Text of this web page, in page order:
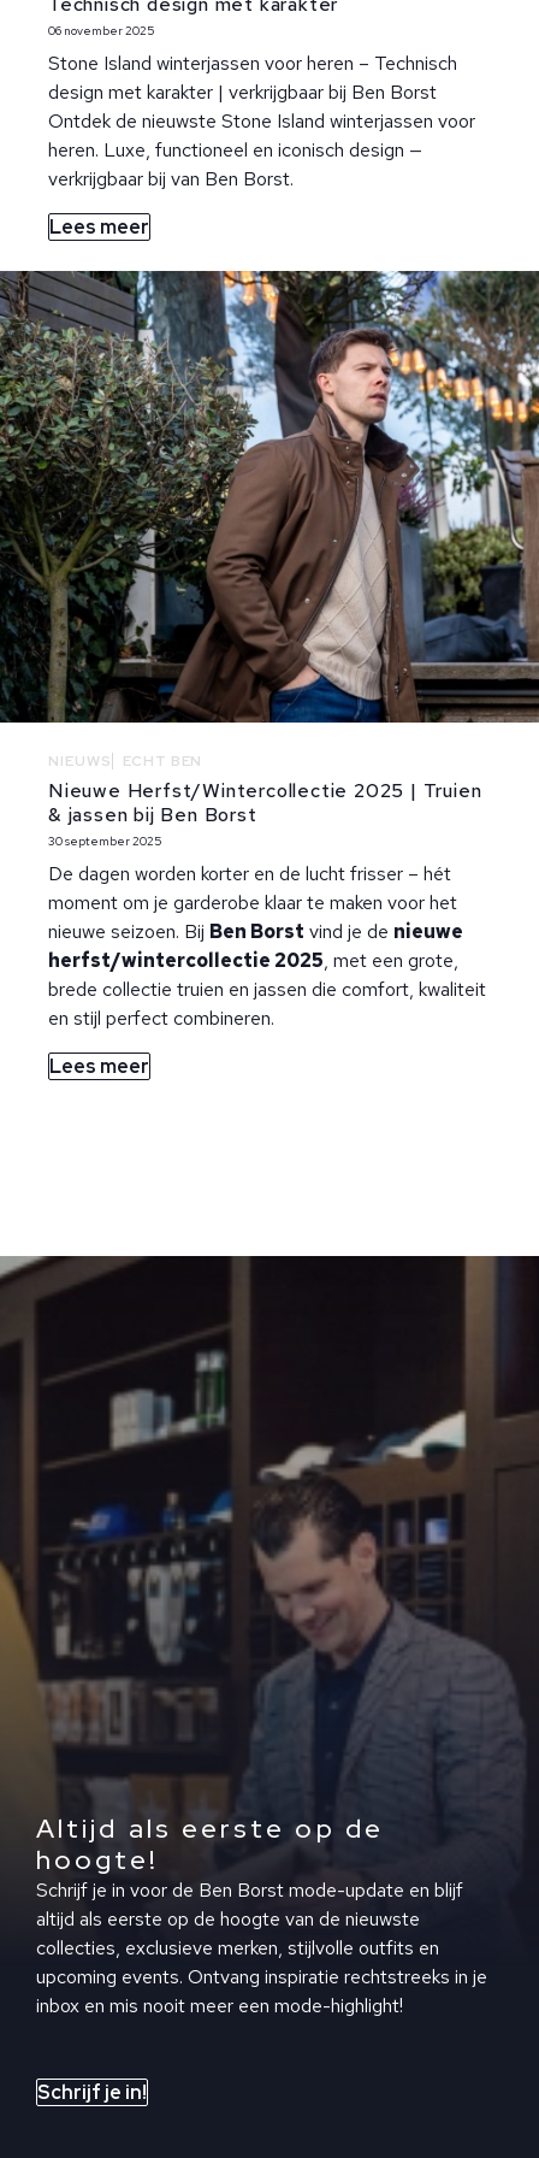
06 november 2025
Stone Island winterjassen voor heren – Technisch
design met karakter | verkrijgbaar bij Ben Borst
Ontdek de nieuwste Stone Island winterjassen voor
heren. Luxe, functioneel en iconisch design —
verkrijgbaar bij van Ben Borst.
Lees meer
NIEUWS ECHT BEN
Nieuwe Herfst/Wintercollectie 2025 | Truien
& jassen bij Ben Borst
30 september 2025
De dagen worden korter en de lucht frisser – hét
moment om je garderobe klaar te maken voor het
nieuwe seizoen. Bij Ben Borst vind je de nieuwe
herfst/wintercollectie 2025, met een grote,
brede collectie truien en jassen die comfort, kwaliteit
en stijl perfect combineren.
Lees meer
Altijd als eerste op de
hoogte!
Schrijf je in voor de Ben Borst mode-update en blijf
altijd als eerste op de hoogte van de nieuwste
collecties, exclusieve merken, stijlvolle outfits en
upcoming events. Ontvang inspiratie rechtstreeks in je
inbox en mis nooit meer een mode-highlight!
Schrijf je in!